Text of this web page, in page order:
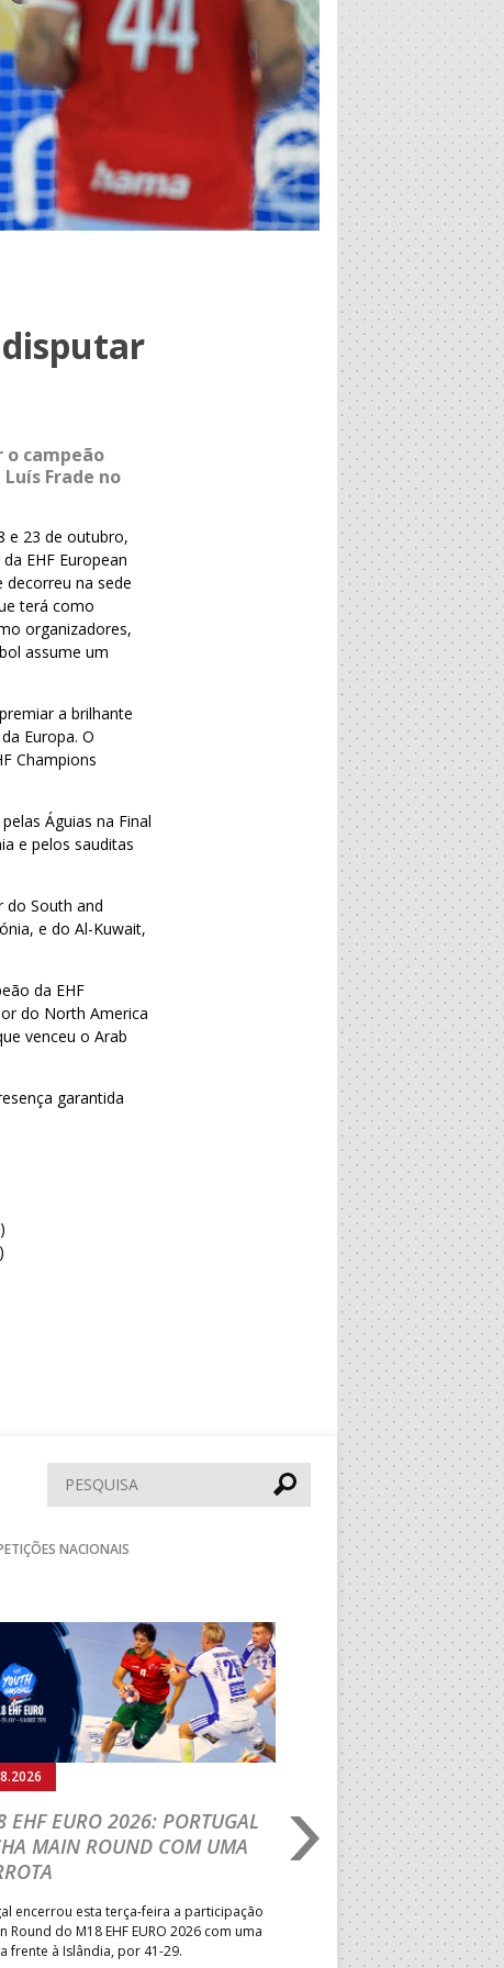
disputar
campeão
Frade no
e 23 de outubro,
EHF European
na sede
terá como
organizadores,
assume um
a brilhante
Europa. O
Champions
Águias na Final
e pelos sauditas
do South and
e do Al-Kuwait,
da EHF
do North America
venceu o Arab
garantida
Pesquisar
NACIONAIS
EHF EURO 2026: PORTUGAL
MAIN ROUND COM UMA
encerrou esta terça-feira a participação
Round do M18 EHF EURO 2026 com uma
frente à Islândia, por 41-29.
04.08.2026
IHF W18 WORLD
CHAMPIONSHIP:
VENCE GUINÉ E
PELA MELHOR
POSSÍVEL
Seleção Nacional venceu a
Seguinte